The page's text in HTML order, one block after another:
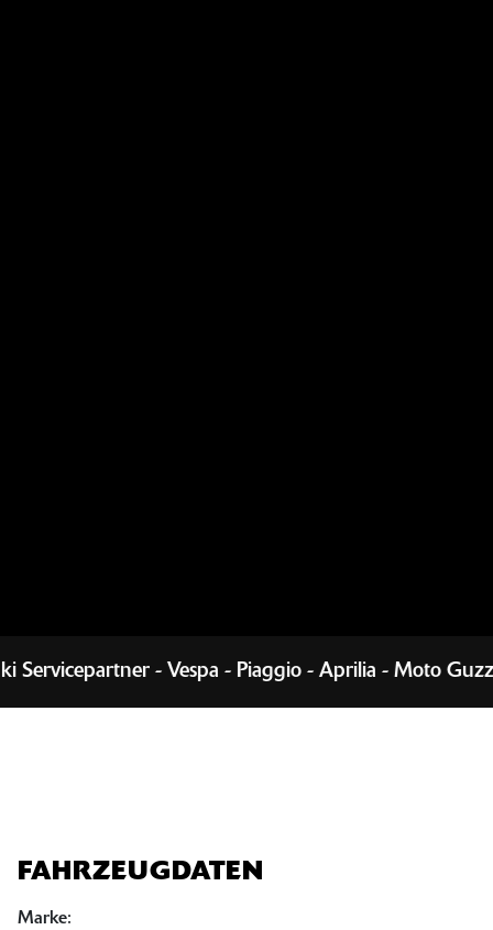
- Vespa - Piaggio - Aprilia - Moto Guzzi -
FAHRZEUGDATEN
Marke: